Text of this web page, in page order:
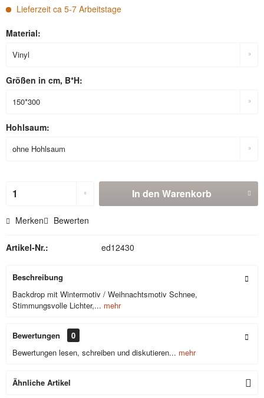
Lieferzeit ca 5-7 Arbeitstage
Material:
Größen in cm, B*H:
Hohlsaum:
In den Warenkorb
Merken Bewerten
Artikel-Nr.: ed12430
Beschreibung
Backdrop mit Wintermotiv / Weihnachtsmotiv Schnee,
Stimmungsvolle Lichter,... mehr
Bewertungen
0
Bewertungen lesen, schreiben und diskutieren... mehr
Ähnliche Artikel